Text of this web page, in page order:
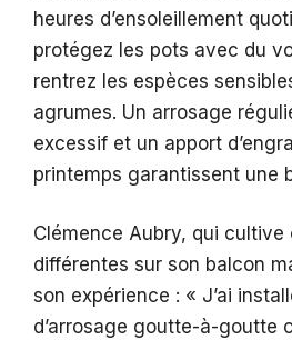
heures d’ensoleillement
protégez les pots avec du
rentrez les espèces
agrumes. Un arrosage
excessif et un apport
printemps garantissent une
Clémence Aubry, qui cultive
différentes sur son balcon
son expérience : « J’ai
d’arrosage goutte-à-goutte